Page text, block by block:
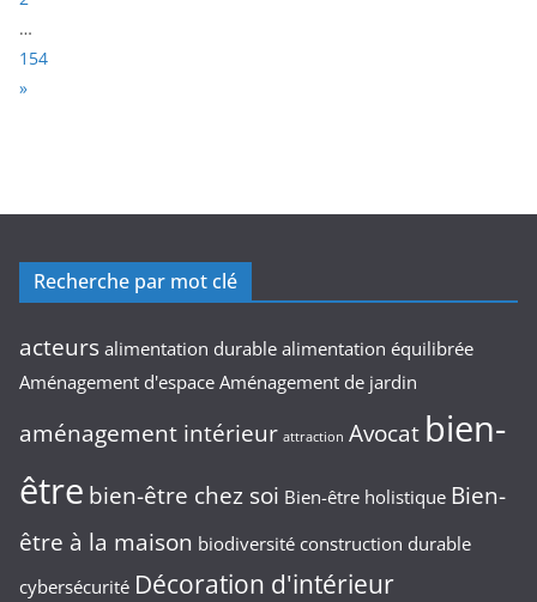
g
e
:
…
154
N
»
Recherche par mot clé
acteurs alimentation durable alimentation équilibrée
Aménagement d'espace Aménagement de jardin
aménagement intérieur attraction Avocat bien-
être bien-être chez soi Bien-être holistique Bien-
être à la maison biodiversité construction durable
cybersécurité Décoration d'intérieur